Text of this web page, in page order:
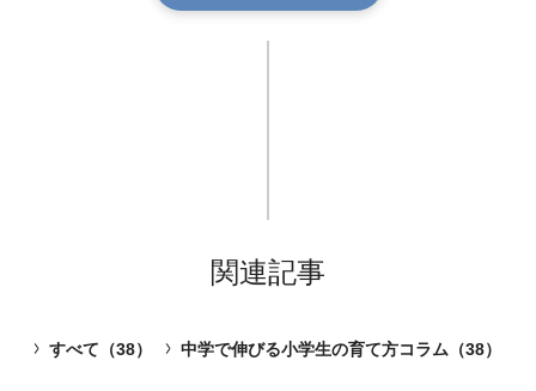
関連記事
すべて（38） 中学で伸びる小学生の育て方コラム（38）